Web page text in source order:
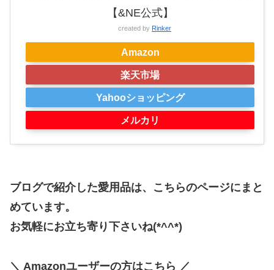
【&NE公式】
created by Rinker
Amazon
楽天市場
Yahooショッピング
メルカリ
ブログで紹介した愛用品は、こちらのページにまと
めています。
お気軽にお立ち寄り下さいね(*^^*)
＼ Amazonユーザーの方はこちら ／